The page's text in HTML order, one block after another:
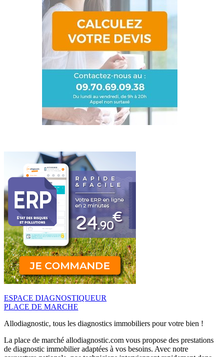
ESPACE DIAGNOSTIQUEUR
PLACE DE MARCHE
Allodiagnostic, tous les diagnostics immobiliers pour votre bien !
La place de marché allodiagnostic.com vous propose des prestations
de diagnostic immobilier adaptées à vos besoins. Avec notre